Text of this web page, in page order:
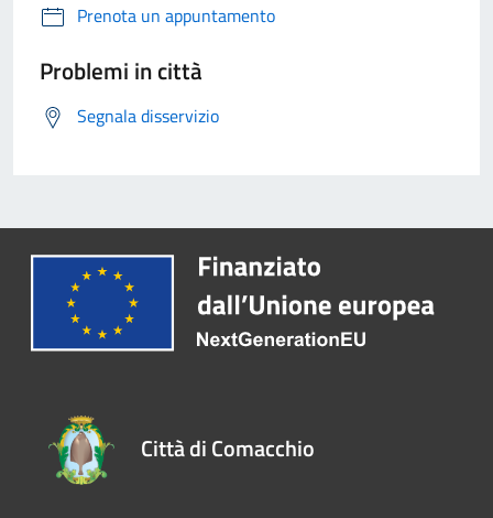
Prenota un appuntamento
Problemi in città
Segnala disservizio
Città di Comacchio